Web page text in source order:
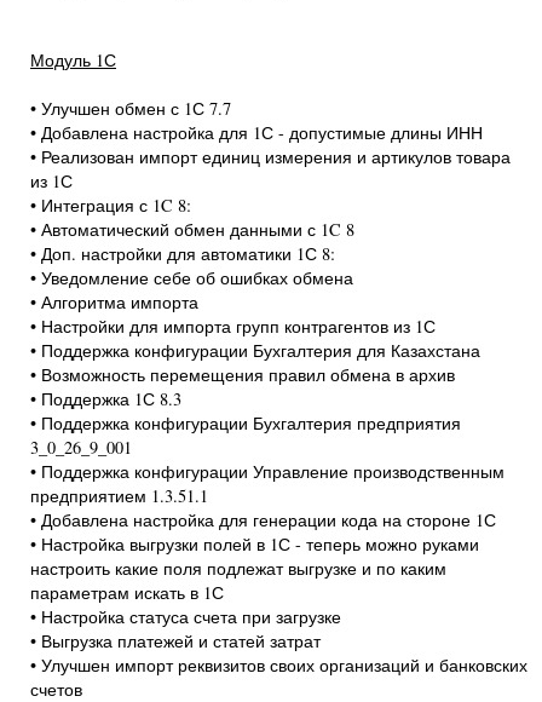
Модуль 1С
• Улучшен обмен с 1С 7.7
• Добавлена настройка для 1С - допустимые длины ИНН
• Реализован импорт единиц измерения и артикулов товара
из 1С
• Интеграция с 1C 8:
• Автоматический обмен данными с 1C 8
• Доп. настройки для автоматики 1С 8:
• Уведомление себе об ошибках обмена
• Алгоритма импорта
• Настройки для импорта групп контрагентов из 1С
• Поддержка конфигурации Бухгалтерия для Казахстана
• Возможность перемещения правил обмена в архив
• Поддержка 1С 8.3
• Поддержка конфигурации Бухгалтерия предприятия
3_0_26_9_001
• Поддержка конфигурации Управление производственным
предприятием 1.3.51.1
• Добавлена настройка для генерации кода на стороне 1С
• Настройка выгрузки полей в 1С - теперь можно руками
настроить какие поля подлежат выгрузке и по каким
параметрам искать в 1С
• Настройка статуса счета при загрузке
• Выгрузка платежей и статей затрат
• Улучшен импорт реквизитов своих организаций и банковских
счетов